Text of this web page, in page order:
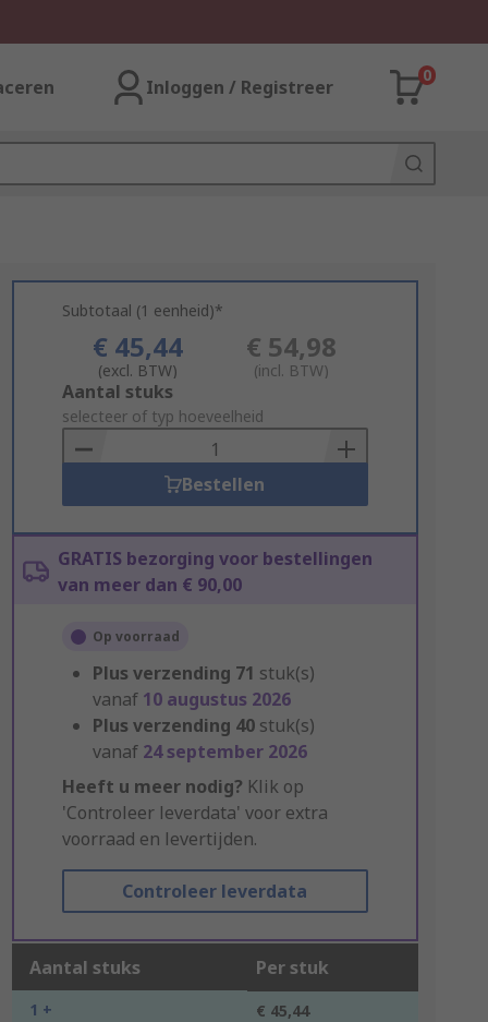
Inloggen / Registreer
0
Subtotaal (1 eenheid)*
€ 45,44
(excl. BTW)
€ 54,98
(incl. BTW)
Add
to
Basket
Aantal stuks
selecteer of typ hoeveelheid
Bestellen
GRATIS bezorging voor bestellingen
van meer dan € 90,00
Op voorraad
Plus verzending 71 stuk(s)
vanaf 10 augustus 2026
Plus verzending 40 stuk(s)
vanaf 24 september 2026
Heeft u meer nodig? Klik op
'Controleer leverdata' voor extra
voorraad en levertijden.
Controleer leverdata
Aantal stuks Per stuk
1 + € 45,44